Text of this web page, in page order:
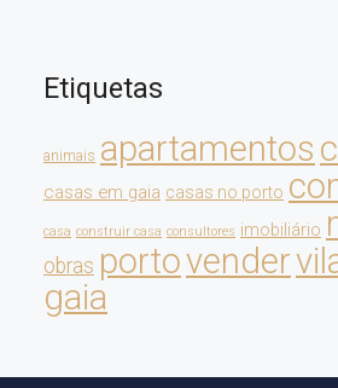
Etiquetas
animais apartamentos
casas em gaia casas no porto
casa construir casa consultores imobiliário
obras portovender
gaia